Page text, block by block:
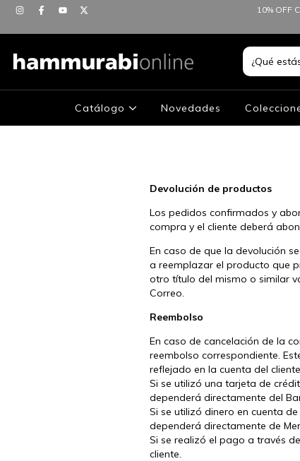
10% OFF
Catálogo Novedades
Devolución de productos
Los pedidos confirmados y
compra y el cliente deberá
En caso de que la devolución
a reemplazar el producto que
otro título del mismo o similar
Correo.
Reembolso
En caso de cancelación de la
reembolso correspondiente.
reflejado en la cuenta del
Si se utilizó una tarjeta de
dependerá directamente del
Si se utilizó dinero en cuenta
dependerá directamente de
Si se realizó el pago a través
cliente.